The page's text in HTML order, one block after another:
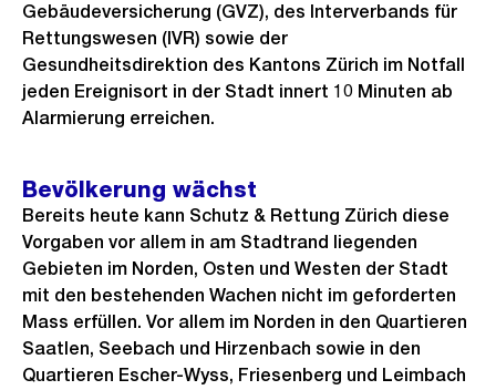
Gebäudeversicherung (GVZ), des Interverbands für
Rettungswesen (IVR) sowie der
Gesundheitsdirektion des Kantons Zürich im Notfall
jeden Ereignisort in der Stadt innert 10 Minuten ab
Alarmierung erreichen.
Bevölkerung wächst
Bereits heute kann Schutz & Rettung Zürich diese
Vorgaben vor allem in am Stadtrand liegenden
Gebieten im Norden, Osten und Westen der Stadt
mit den bestehenden Wachen nicht im geforderten
Mass erfüllen. Vor allem im Norden in den Quartieren
Saatlen, Seebach und Hirzenbach sowie in den
Quartieren Escher-Wyss, Friesenberg und Leimbach